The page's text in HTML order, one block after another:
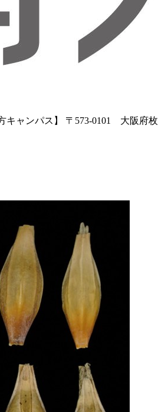
キャンパス】 〒573-0101 大阪府